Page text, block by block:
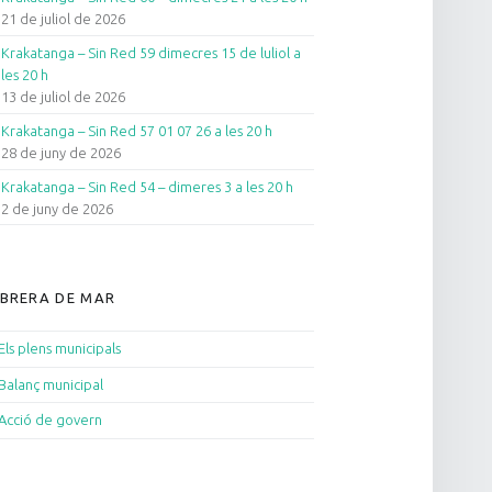
21 de juliol de 2026
Krakatanga – Sin Red 59 dimecres 15 de luliol a
les 20 h
13 de juliol de 2026
Krakatanga – Sin Red 57 01 07 26 a les 20 h
28 de juny de 2026
Krakatanga – Sin Red 54 – dimeres 3 a les 20 h
2 de juny de 2026
DE MAR
plens municipals
municipal
de govern